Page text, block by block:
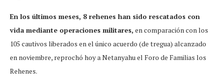
En los últimos meses, 8 rehenes han sido rescatados con
vida mediante operaciones militares, en comparación con los
105 cautivos liberados en el único acuerdo (de tregua) alcanzado
en noviembre, reprochó hoy a Netanyahu el Foro de Familias los
Rehenes.